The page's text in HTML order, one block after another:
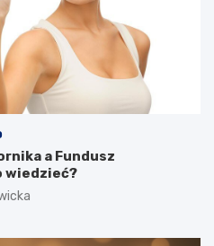
a Fundusz
wiedzieć?